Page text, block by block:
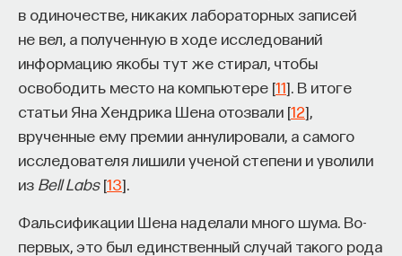
в одиночестве, никаких лабораторных записей
не вел, а полученную в ходе исследований
информацию якобы тут же стирал, чтобы
освободить место на компьютере [11]. В итоге
статьи Яна Хендрика Шена отозвали [12],
врученные ему премии аннулировали, а самого
исследователя лишили ученой степени и уволили
из Bell Labs[13].
Фальсификации Шена наделали много шума. Во-
первых, это был единственный случай такого рода